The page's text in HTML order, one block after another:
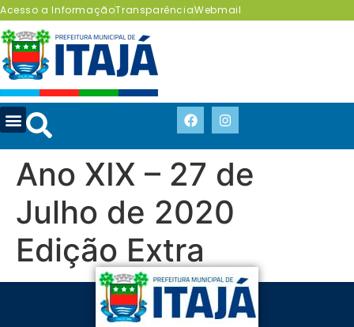
Acesso a InformaçãoTransparênciaWebmail
Ano XIX – 27 de
Julho de 2020
Edição Extra